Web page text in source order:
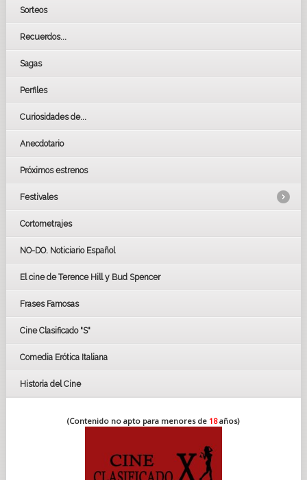
Sorteos
Recuerdos...
Sagas
Perfiles
Curiosidades de...
Anecdotario
Próximos estrenos
Festivales
LOS OSCARS
GOYAS
BAFTA
Cortometrajes
NO-DO. Noticiario Español
El cine de Terence Hill y Bud Spencer
Frases Famosas
Cine Clasificado "S"
Comedia Erótica Italiana
Historia del Cine
(Contenido no apto para menores de 18años)